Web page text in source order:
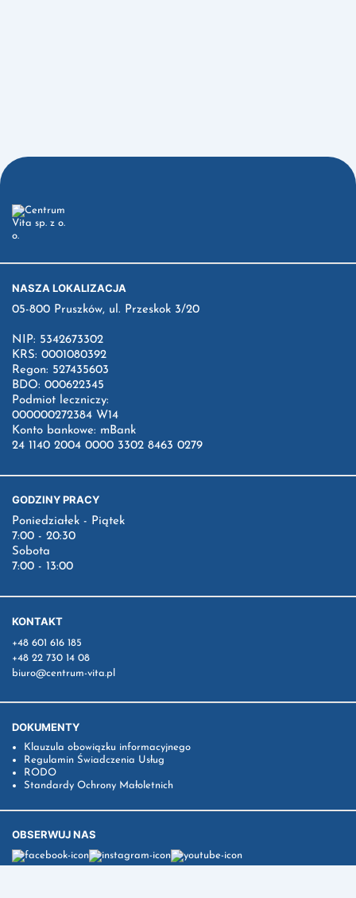
NASZA LOKALIZACJA
05-800 Pruszków, ul. Przeskok 3/20
NIP: 5342673302
KRS: 0001080392
Regon: 527435603
BDO: 000622345
Podmiot leczniczy:
000000272384 W14
Konto bankowe: mBank
24 1140 2004 0000 3302 8463 0279
GODZINY PRACY
Poniedziałek - Piątek
7:00 - 20:30
Sobota
7:00 - 13:00
KONTAKT
+48 601 616 185
+48 22 730 14 08
biuro@centrum-vita.pl
DOKUMENTY
Klauzula obowiązku informacyjnego
Regulamin Świadczenia Usług
RODO
Standardy Ochrony Małoletnich
OBSERWUJ NAS